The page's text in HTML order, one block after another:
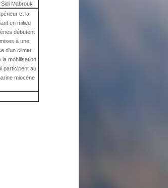
Mabrouk
et la
en milieu
débutent
à une
d'un climat
la mobilisation
participent au
miocène